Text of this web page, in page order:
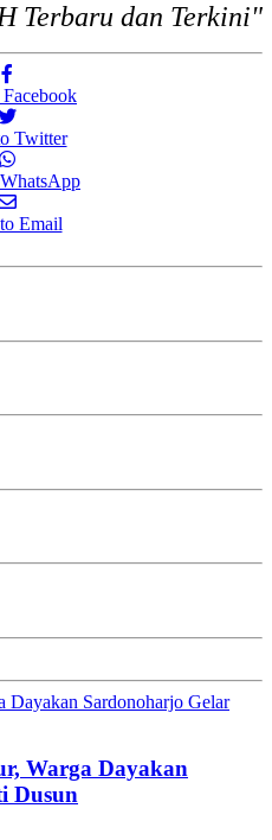
Terbaru dan Terkini"
Facebook
Twitter
Email
Dayakan Sardonoharjo Gelar
Warga Dayakan
Dusun